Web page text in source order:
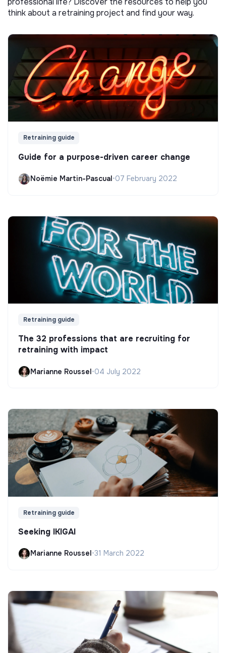
think about a retraining project and find your way.
Retraining guide
Guide for a purpose-driven career change
Noëmie Martin-Pascual•07 February 2022
Retraining guide
The 32 professions that are recruiting for
retraining with impact
Marianne Roussel•04 July 2022
Retraining guide
Seeking IKIGAI
Marianne Roussel •31 March 2022